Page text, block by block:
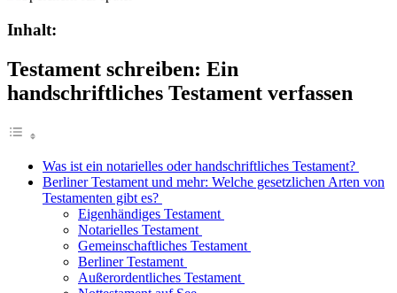
Inhalt:
Testament schreiben: Ein
handschriftliches Testament verfassen
Was ist ein notarielles oder handschriftliches Testament?
Berliner Testament und mehr: Welche gesetzlichen Arten von
Testamenten gibt es?
Eigenhändiges Testament
Notarielles Testament
Gemeinschaftliches Testament
Berliner Testament
Außerordentliches Testament